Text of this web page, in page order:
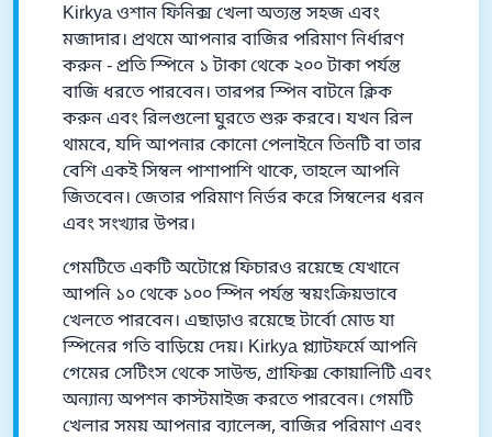
Kirkya ওশান ফিনিক্স খেলা অত্যন্ত সহজ এবং
মজাদার। প্রথমে আপনার বাজির পরিমাণ নির্ধারণ
করুন - প্রতি স্পিনে ১ টাকা থেকে ২০০ টাকা পর্যন্ত
বাজি ধরতে পারবেন। তারপর স্পিন বাটনে ক্লিক
করুন এবং রিলগুলো ঘুরতে শুরু করবে। যখন রিল
থামবে, যদি আপনার কোনো পেলাইনে তিনটি বা তার
বেশি একই সিম্বল পাশাপাশি থাকে, তাহলে আপনি
জিতবেন। জেতার পরিমাণ নির্ভর করে সিম্বলের ধরন
এবং সংখ্যার উপর।
গেমটিতে একটি অটোপ্লে ফিচারও রয়েছে যেখানে
আপনি ১০ থেকে ১০০ স্পিন পর্যন্ত স্বয়ংক্রিয়ভাবে
খেলতে পারবেন। এছাড়াও রয়েছে টার্বো মোড যা
স্পিনের গতি বাড়িয়ে দেয়। Kirkya প্ল্যাটফর্মে আপনি
গেমের সেটিংস থেকে সাউন্ড, গ্রাফিক্স কোয়ালিটি এবং
অন্যান্য অপশন কাস্টমাইজ করতে পারবেন। গেমটি
খেলার সময় আপনার ব্যালেন্স, বাজির পরিমাণ এবং